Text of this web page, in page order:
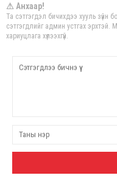
⚠ Анхаар!
Та сэтгэгдэл бичихдээ хууль зүйн
сэтгэгдлийг админ устгах
хариуцлага хүлээхгүй.